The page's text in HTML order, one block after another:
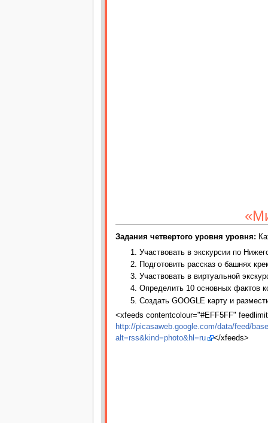
Задания четвертого уровня уровня:
Участвовать в экскурсии по
Подготовить рассказ о башнях
Участвовать в виртуальной
Определить 10 основных фактов
Создать GOOGLE карту и
<xfeeds contentcolour="#EFF5FF"
http://picasaweb.google.com/data/feed/
alt=rss&kind=photo&hl=ru
</xfeeds>